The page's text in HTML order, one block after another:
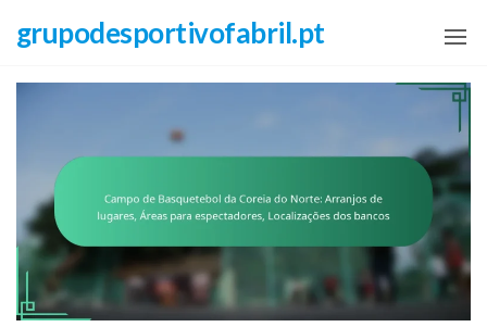
grupodesportivofabril.pt